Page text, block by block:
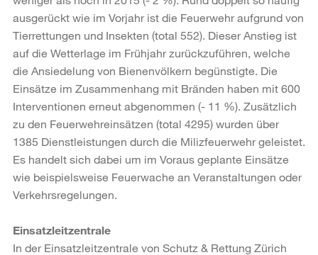
ausgerückt wie im Vorjahr ist die Feuerwehr aufgrund von
Tierrettungen und Insekten (total 552). Dieser Anstieg ist
auf die Wetterlage im Frühjahr zurückzuführen, welche
die Ansiedelung von Bienenvölkern begünstigte. Die
Einsätze im Zusammenhang mit Bränden haben mit 600
Interventionen erneut abgenommen (- 11 %). Zusätzlich
zu den Feuerwehreinsätzen (total 4295) wurden über
1385 Dienstleistungen durch die Milizfeuerwehr geleistet.
Es handelt sich dabei um im Voraus geplante Einsätze
wie beispielsweise Feuerwache an Veranstaltungen oder
Verkehrsregelungen.
Einsatzleitzentrale
In der Einsatzleitzentrale von Schutz & Rettung Zürich